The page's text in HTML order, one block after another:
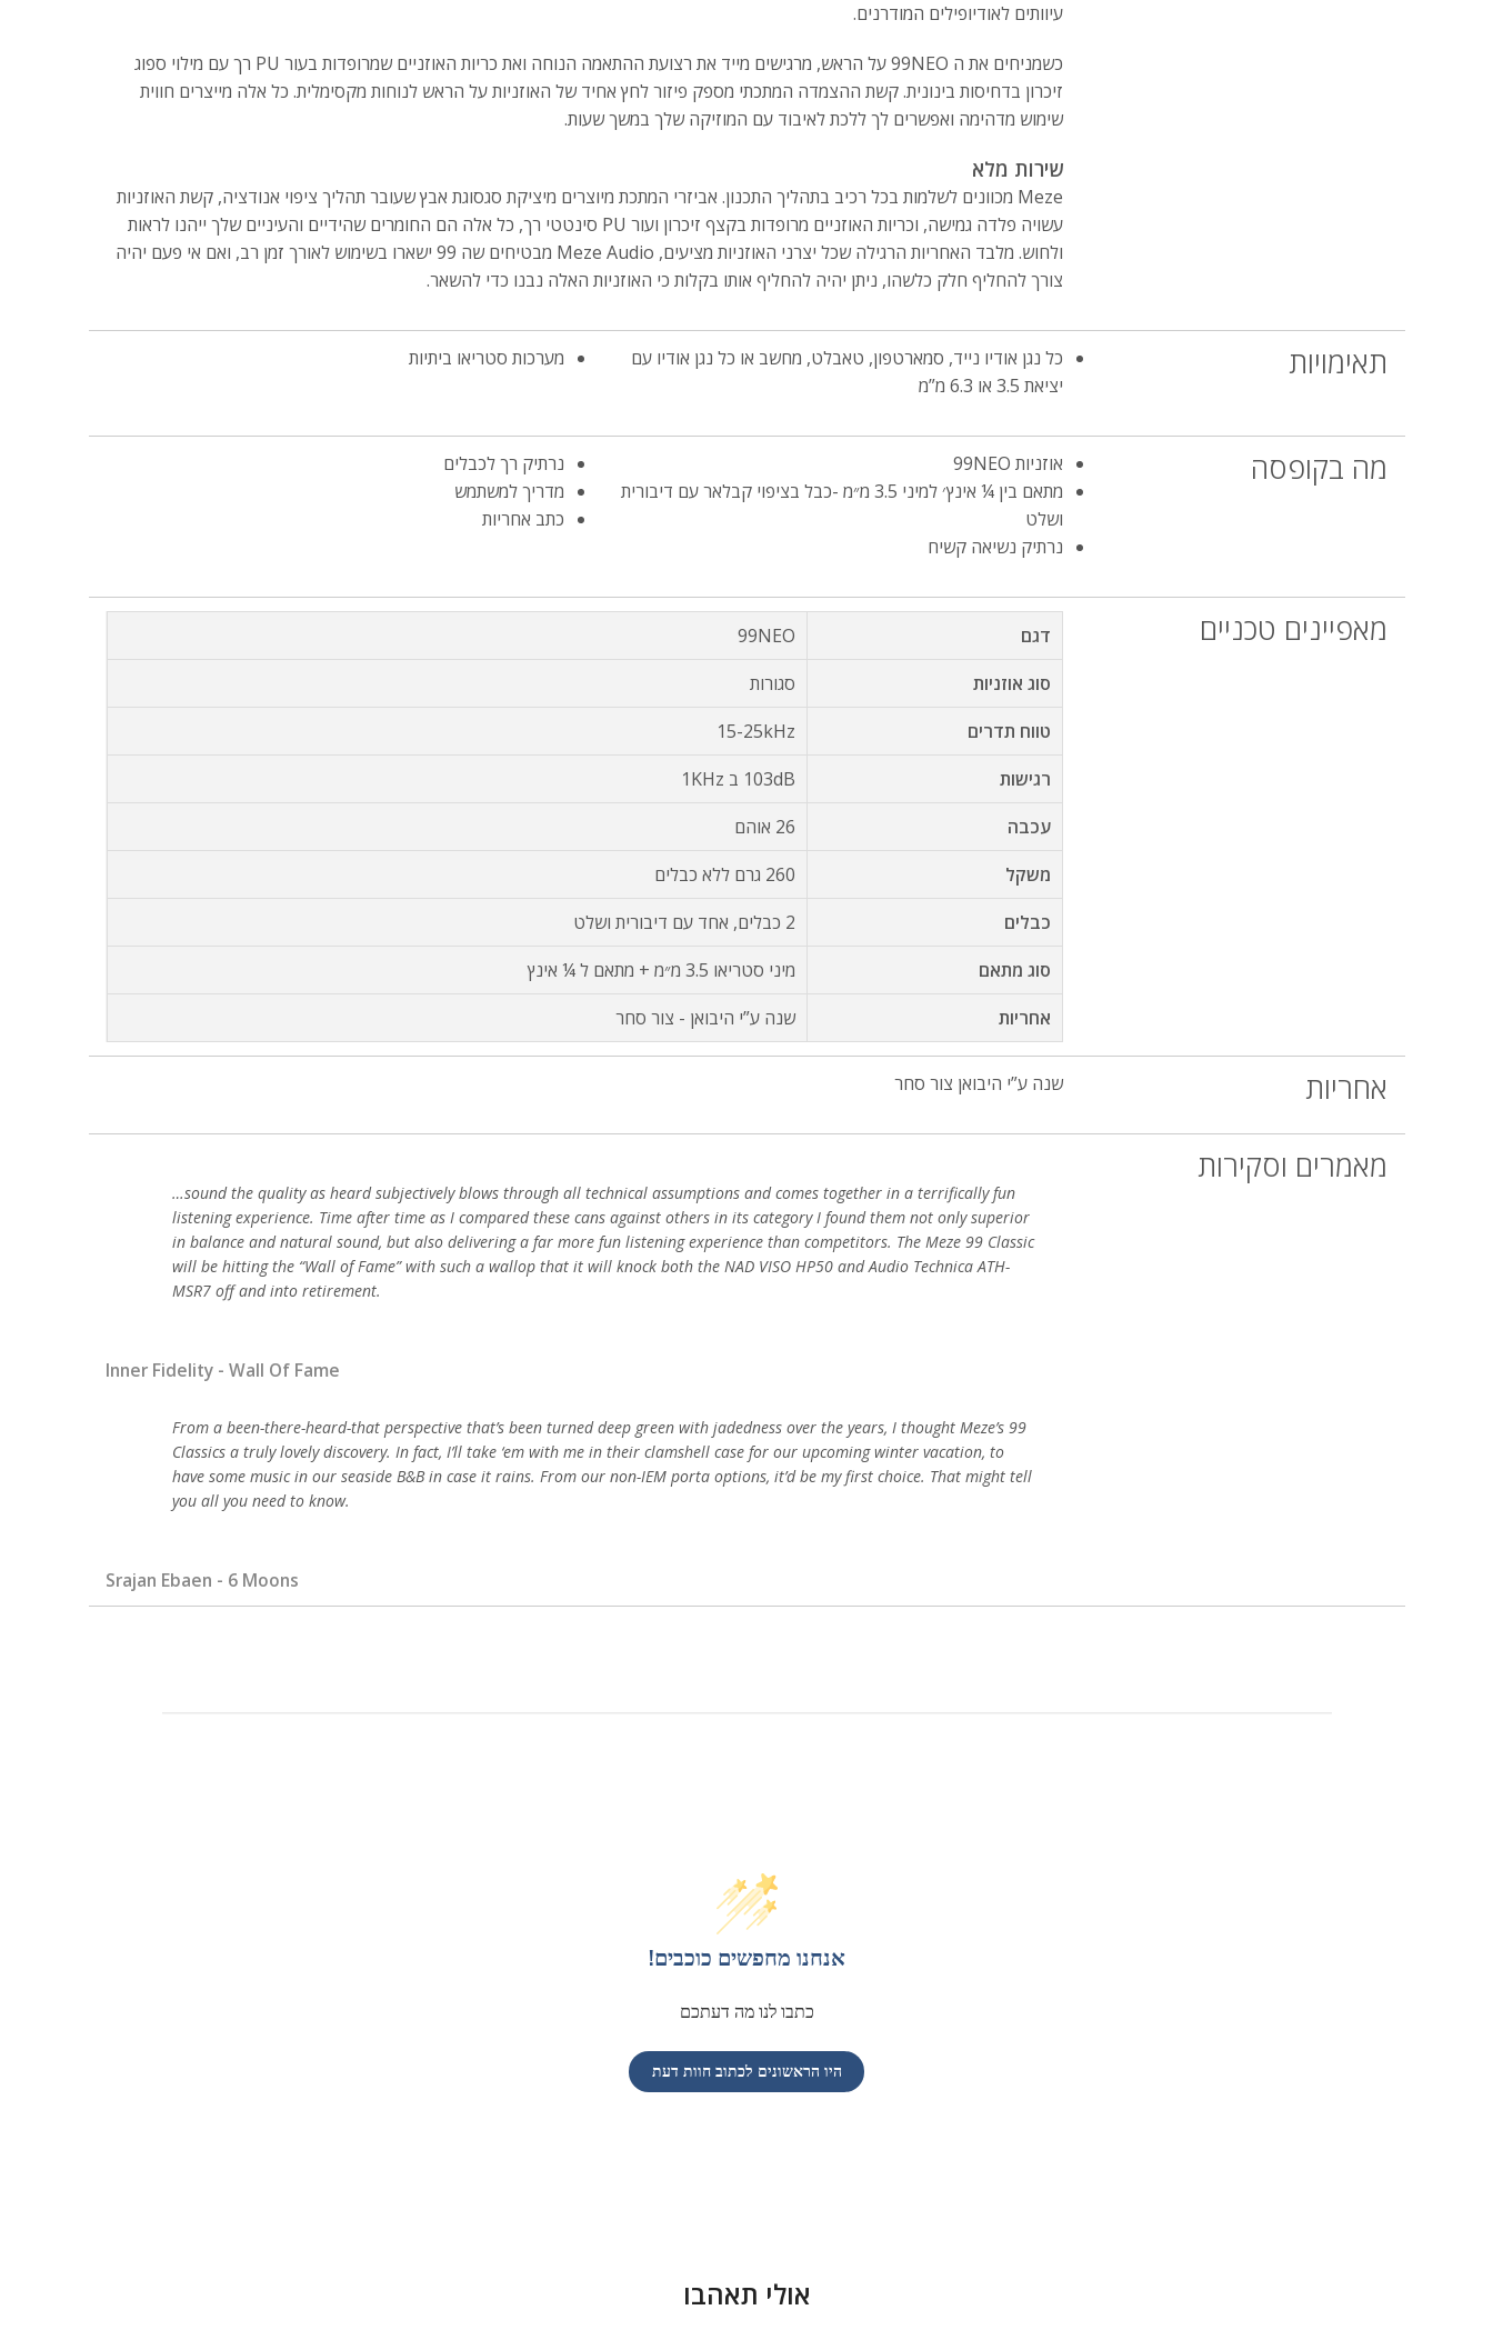
עיוותים לאודיופילים המודרנים.
כשמניחים את ה 99NEO על הראש, מרגישים מייד את רצועת ההתאמה הנוחה ואת כריות האוזניים שמרופדות בעור PU רך עם מילוי ספוג
זיכרון בדחיסות בינונית. קשת ההצמדה המתכתי מספק פיזור לחץ אחיד של האוזניות על הראש לנוחות מקסימלית. כל אלה מייצרים חווית
שימוש מדהימה ואפשרים לך ללכת לאיבוד עם המוזיקה שלך במשך שעות.
שירות מלא
Meze מכוונים לשלמות בכל רכיב בתהליך התכנון. אביזרי המתכת מיוצרים מיציקת סגסוגת אבץ שעובר תהליך ציפוי אנודציה, קשת האוזניות
עשויה פלדה גמישה, וכריות האוזניים מרופדות בקצף זיכרון ועור PU סינטטי רך, כל אלה הם החומרים שהידיים והעיניים שלך ייהנו לראות
ולחוש. מלבד האחריות הרגילה שכל יצרני האוזניות מציעים, Meze Audio מבטיחים שה 99 ישארו בשימוש לאורך זמן רב, ואם אי פעם יהיה
צורך להחליף חלק כלשהו, ניתן יהיה להחליף אותו בקלות כי האוזניות האלה נבנו כדי להשאר.
תאימויות
כל נגן אודיו נייד, סמארטפון, טאבלט, מחשב או כל נגן אודיו עם
יציאת 3.5 או 6.3 מ”מ
מערכות סטריאו ביתיות
מה בקופסה
אוזניות 99NEO
מתאם בין ¼ אינץ׳ למיני 3.5 מ״מ -כבל בציפוי קבלאר עם דיבורית
ושלט
נרתיק נשיאה קשיח
נרתיק רך לכבלים
מדריך למשתמש
כתב אחריות
מאפיינים טכניים דגם
99NEO
סוג אוזניות
סגורות
טווח תדרים
15-25kHz
רגישות
103dB ב 1KHz
עכבה
26 אוהם
משקל
260 גרם ללא כבלים
כבלים
2 כבלים, אחד עם דיבורית ושלט
סוג מתאם
מיני סטריאו 3.5 מ״מ + מתאם ל ¼ אינץ
אחריות
שנה ע”י היבואן - צור סחר
אחריות שנה ע”י היבואן צור סחר
מאמרים וסקירות
…sound the quality as heard subjectively blows through all technical assumptions and comes together in a terrifically fun
listening experience. Time after time as I compared these cans against others in its category I found them not only superior
in balance and natural sound, but also delivering a far more fun listening experience than competitors. The Meze 99 Classic
will be hitting the “Wall of Fame” with such a wallop that it will knock both the NAD VISO HP50 and Audio Technica ATH-
MSR7 off and into retirement.
Inner Fidelity - Wall Of Fame
From a been-there-heard-that perspective that’s been turned deep green with jadedness over the years, I thought Meze’s 99
Classics a truly lovely discovery. In fact, I’ll take ‘em with me in their clamshell case for our upcoming winter vacation, to
have some music in our seaside B&B in case it rains. From our non-IEM porta options, it’d be my first choice. That might tell
you all you need to know.
Srajan Ebaen - 6 Moons
אנחנו מחפשים כוכבים!
כתבו לנו מה דעתכם
היו הראשונים לכתוב חוות דעת
אולי תאהבו